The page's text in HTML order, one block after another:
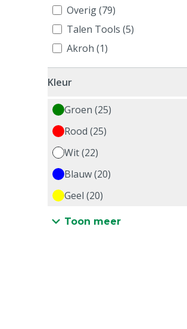
Overig (79)
Talen Tools (5)
Akroh (1)
Kleur
Groen (25)
Rood (25)
Wit (22)
Blauw (20)
Geel (20)
Toon meer